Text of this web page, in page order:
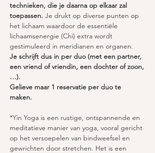
technieken, die je daarna op elkaar zal
toepassen. Je drukt op diverse punten op
het lichaam waardoor de essentiële
lichaamsenergie (Chi) extra wordt
gestimuleerd in meridianen en organen.
Je schrijft dus in per duo (met een partner,
een vriend of vriendin, een dochter of zoon,
…).
Gelieve maar 1 reservatie per duo te
maken.
*Yin Yoga is een rustige, ontspannende en
meditatieve manier van yoga, vooral gericht
op het versoepelen van bindweefsel en
gewrichten door stretchen. Het is een